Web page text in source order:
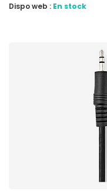
Dispo web : En stock